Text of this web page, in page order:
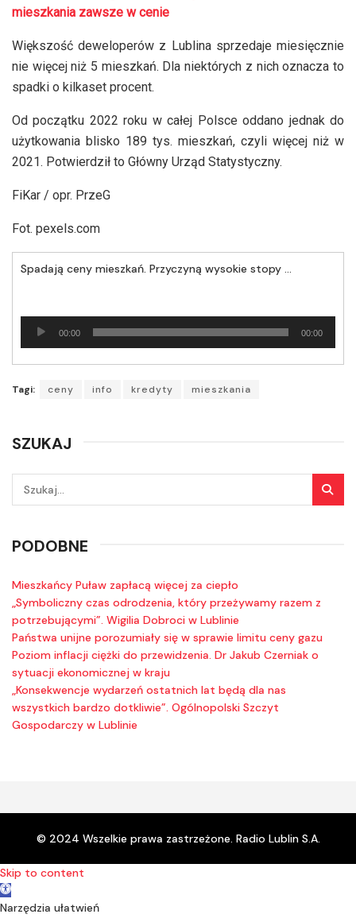
mieszkania zawsze w cenie
Większość deweloperów z Lublina sprzedaje miesięcznie
nie więcej niż 5 mieszkań. Dla niektórych z nich oznacza to
spadki o kilkaset procent.
Od początku 2022 roku w całej Polsce oddano jednak do
użytkowania blisko 189 tys. mieszkań, czyli więcej niż w
2021. Potwierdził to Główny Urząd Statystyczny.
FiKar / opr. PrzeG
Fot. pexels.com
Spadają ceny mieszkań. Przyczyną wysokie stopy procentowe i niekorzystne warunki kredytów
Odtwarzacz
plików
00:00 00:00
Tagi: ceny info kredyty mieszkania
SZUKAJ
PODOBNE
Mieszkańcy Puław zapłacą więcej za ciepło
„Symboliczny czas odrodzenia, który przeżywamy razem z
potrzebującymi”. Wigilia Dobroci w Lublinie
Państwa unijne porozumiały się w sprawie limitu ceny gazu
Poziom inflacji ciężki do przewidzenia. Dr Jakub Czerniak o
sytuacji ekonomicznej w kraju
„Konsekwencje wydarzeń ostatnich lat będą dla nas
wszystkich bardzo dotkliwie”. Ogólnopolski Szczyt
Gospodarczy w Lublinie
© 2024 Wszelkie prawa zastrzeżone. Radio Lublin S.A.
Skip to content
Open toolbar
Narzędzia ułatwień